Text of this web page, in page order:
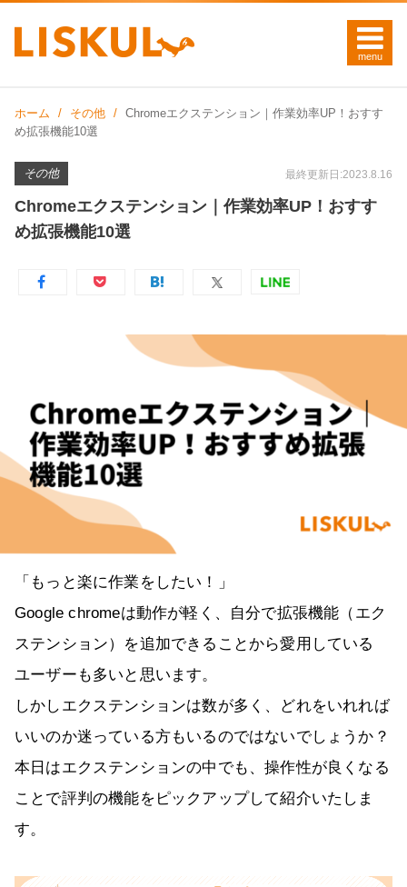
ホーム その他
Chromeエクステンション｜作業効率UP！おすす
め拡張機能10選
その他 最終更新日:2023.8.16
Chromeエクステンション｜作業効率UP！おすす
め拡張機能10選
「もっと楽に作業をしたい！」
Google chromeは動作が軽く、自分で拡張機能（エク
ステンション）を追加できることから愛用している
ユーザーも多いと思います。
しかしエクステンションは数が多く、どれをいれれば
いいのか迷っている方もいるのではないでしょうか？
本日はエクステンションの中でも、操作性が良くなる
ことで評判の機能をピックアップして紹介いたしま
す。